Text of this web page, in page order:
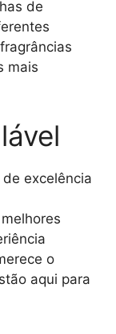
de
mais
excelência
o
aqui para